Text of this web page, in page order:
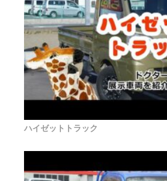
ハイゼットトラック